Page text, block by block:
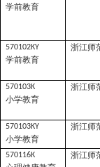
学前教育
570102KY
学前教育
浙江师
570103K
小学教育
浙江师
570103KY
小学教育
浙江师
570116K 浙江师